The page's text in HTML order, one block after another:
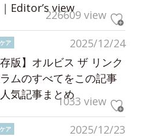
Editor’s view226609 view
2025/12/24
ア
存版】オルビス ザ リンク
ムのすべてをこの記事
気記事まとめ1033 view
2025/12/23
ア